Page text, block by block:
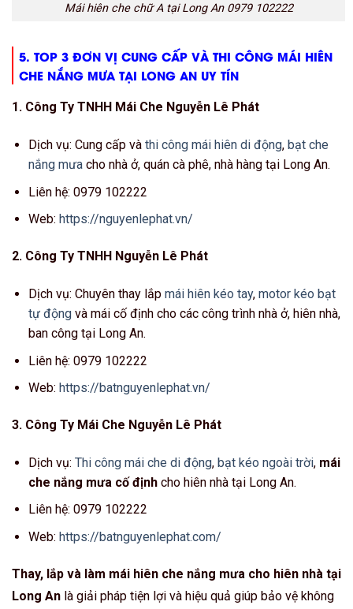
Mái hiên che chữ A tại Long An 0979 102222
5. TOP 3 ĐƠN VỊ CUNG CẤP VÀ THI CÔNG MÁI HIÊN
CHE NẮNG MƯA TẠI LONG AN UY TÍN
1. Công Ty TNHH Mái Che Nguyễn Lê Phát
Dịch vụ: Cung cấp và thi công mái hiên di động, bạt che
nắng mưacho nhà ở, quán cà phê, nhà hàng tại Long An.
Liên hệ: 0979 102222
Web: https://nguyenlephat.vn/
2. Công Ty TNHH Nguyễn Lê Phát
Dịch vụ: Chuyên thay lắp mái hiên kéo tay, motor kéo bạt
tự độngvà mái cố định cho các công trình nhà ở, hiên nhà,
ban công tại Long An.
Liên hệ: 0979 102222
Web: https://batnguyenlephat.vn/
3. Công Ty Mái Che Nguyễn Lê Phát
Dịch vụ: Thi công mái che di động, bạt kéo ngoài trời, mái
che nắng mưa cố địnhcho hiên nhà tại Long An.
Liên hệ: 0979 102222
Web: https://batnguyenlephat.com/
Thay, lắp và làm mái hiên che nắng mưa cho hiên nhà tại
Long An là giải pháp tiện lợi và hiệu quả giúp bảo vệ không